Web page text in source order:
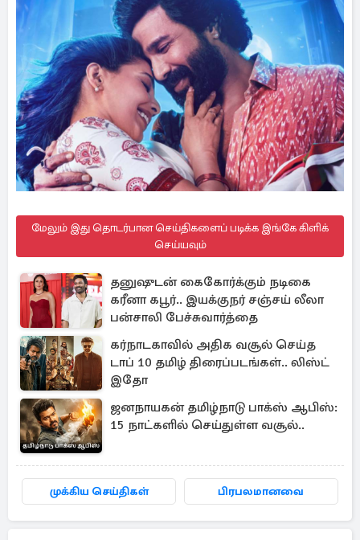
மேலும் இது தொடர்பான செய்திகளைப் படிக்க இங்கே கிளிக்
செய்யவும்
தனுஷுடன் கைகோர்க்கும் நடிகை
கரீனா கபூர்.. இயக்குநர் சஞ்சய் லீலா
பன்சாலி பேச்சுவார்த்தை
கர்நாடகாவில் அதிக வசூல் செய்த
டாப் 10 தமிழ் திரைப்படங்கள்.. லிஸ்ட்
இதோ
ஜனநாயகன் தமிழ்நாடு பாக்ஸ் ஆபிஸ்:
15 நாட்களில் செய்துள்ள வசூல்..
முக்கிய செய்திகள் பிரபலமானவை